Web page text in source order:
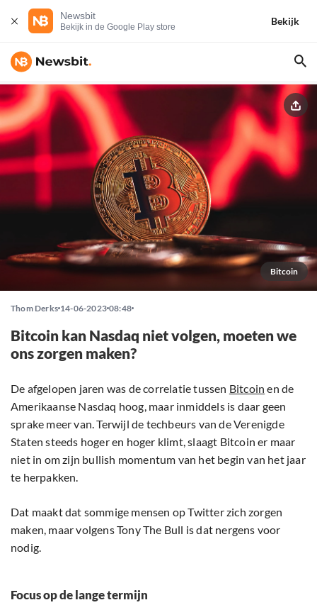
Newsbit
Bekijk in de Google Play store
Bekijk
Bitcoin
Thom Derks 14-06-2023 08:48
Bitcoin kan Nasdaq niet volgen, moeten we
ons zorgen maken?
De afgelopen jaren was de correlatie tussen Bitcoin en de
Amerikaanse Nasdaq hoog, maar inmiddels is daar geen
sprake meer van. Terwijl de techbeurs van de Verenigde
Staten steeds hoger en hoger klimt, slaagt Bitcoin er maar
niet in om zijn bullish momentum van het begin van het jaar
te herpakken.
Dat maakt dat sommige mensen op Twitter zich zorgen
maken, maar volgens Tony The Bull is dat nergens voor
nodig.
Focus op de lange termijn